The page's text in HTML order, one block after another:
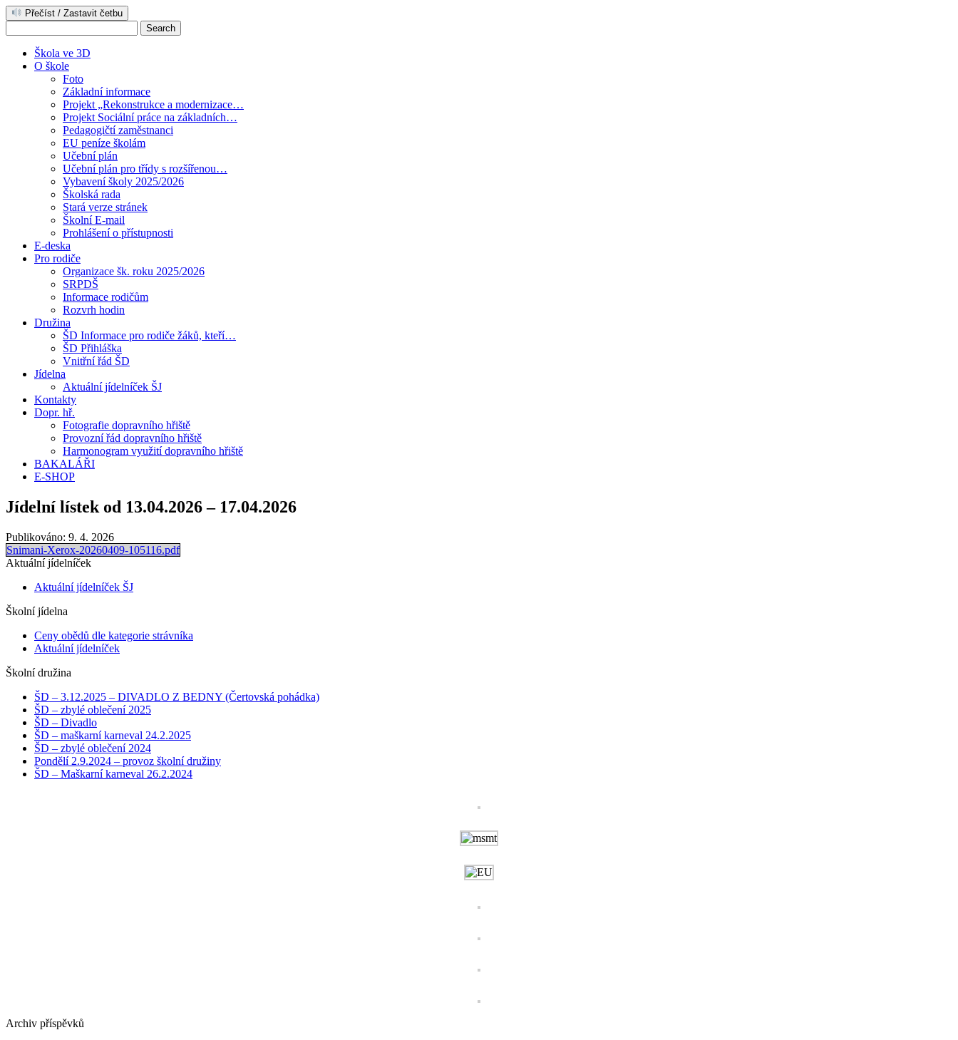
Přečíst / Zastavit četbu
Škola ve 3D
O škole
Foto
Základní informace
Projekt „Rekonstrukce a modernizace…
Projekt Sociální práce na základních…
Pedagogičtí zaměstnanci
EU peníze školám
Učební plán
Učební plán pro třídy s rozšířenou…
Vybavení školy 2025/2026
Školská rada
Stará verze stránek
Školní E-mail
Prohlášení o přístupnosti
E-deska
Pro rodiče
Organizace šk. roku 2025/2026
SRPDŠ
Informace rodičům
Rozvrh hodin
Družina
ŠD Informace pro rodiče žáků, kteří…
ŠD Přihláška
Vnitřní řád ŠD
Jídelna
Aktuální jídelníček ŠJ
Kontakty
Dopr. hř.
Fotografie dopravního hřiště
Provozní řád dopravního hřiště
Harmonogram využití dopravního hřiště
BAKALÁŘI
E-SHOP
Jídelní lístek od 13.04.2026 – 17.04.2026
Publikováno: 9. 4. 2026
Snimani-Xerox-20260409-105116.pdf
Aktuální jídelníček
Aktuální jídelníček ŠJ
Školní jídelna
Ceny obědů dle kategorie strávníka
Aktuální jídelníček
Školní družina
ŠD – 3.12.2025 – DIVADLO Z BEDNY (Čertovská pohádka)
ŠD – zbylé oblečení 2025
ŠD – Divadlo
ŠD – maškarní karneval 24.2.2025
ŠD – zbylé oblečení 2024
Pondělí 2.9.2024 – provoz školní družiny
ŠD – Maškarní karneval 26.2.2024
Archiv příspěvků